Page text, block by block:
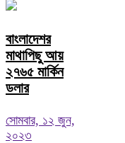
বাংলাদেশর
মাথাপিছু আয়
২৭৬৫ মার্কিন
ডলার
সোমবার, ১২ জুন,
২০২৩